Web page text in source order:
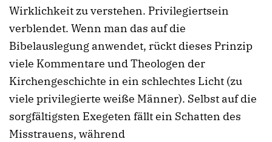
Wirklichkeit zu verstehen. Privilegiertsein
verblendet. Wenn man das auf die
Bibelauslegung anwendet, rückt dieses Prinzip
viele Kommentare und Theologen der
Kirchengeschichte in ein schlechtes Licht (zu
viele privilegierte weiße Männer). Selbst auf die
sorgfältigsten Exegeten fällt ein Schatten des
Misstrauens, während